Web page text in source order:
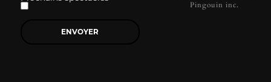
Pingouin inc.